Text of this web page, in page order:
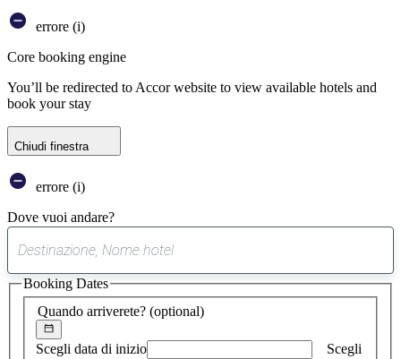
errore (i)
Core booking engine
You’ll be redirected to Accor website to view available hotels and
book your stay
Chiudi finestra
errore (i)
Dove vuoi andare?
suggerimento
trovato
Quando arriverete? (optional)
Scegli data di inizio
Scegli
Booking Dates